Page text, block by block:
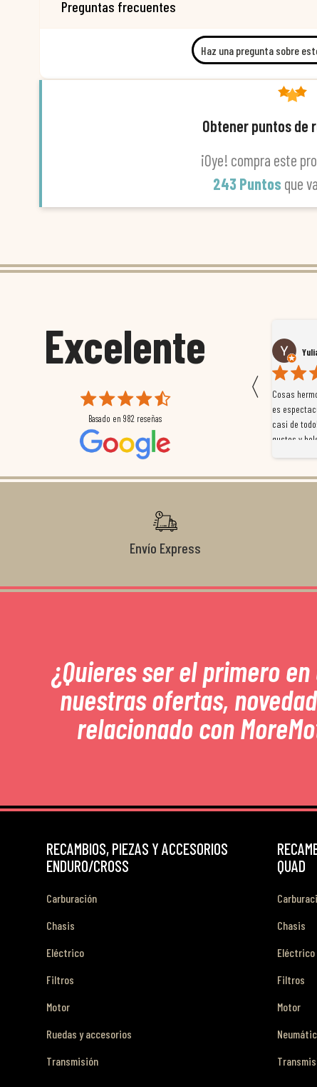
Preguntas frecuentes
Haz una pregunta sobre
Obtener puntos de
¡Oye! compra este
243 Puntos que
Excelente
Basado en 982 reseñas
〈
Susana García Luis
Magnífica atención al cliente. Tuvimos un pequeño
retraso en el pedido y desde el minuto uno se
preocuparon por ayudarnos en todo. Gracias a Sergio,
magnífico gestor... atento, amable, un servicio de 10.
Gracias de nuevo por todo!
Cosas
es
casi de
gustos y
Envío Express
¿Quieres ser el primero
nuestras ofertas,
relacionado con
RECAMBIOS, PIEZAS Y ACCESORIOS
ENDURO/CROSS
Carburación
Chasis
Eléctrico
Filtros
Motor
Ruedas y accesorios
Transmisión
QUAD
Chasis
Eléctrico
Filtros
Motor